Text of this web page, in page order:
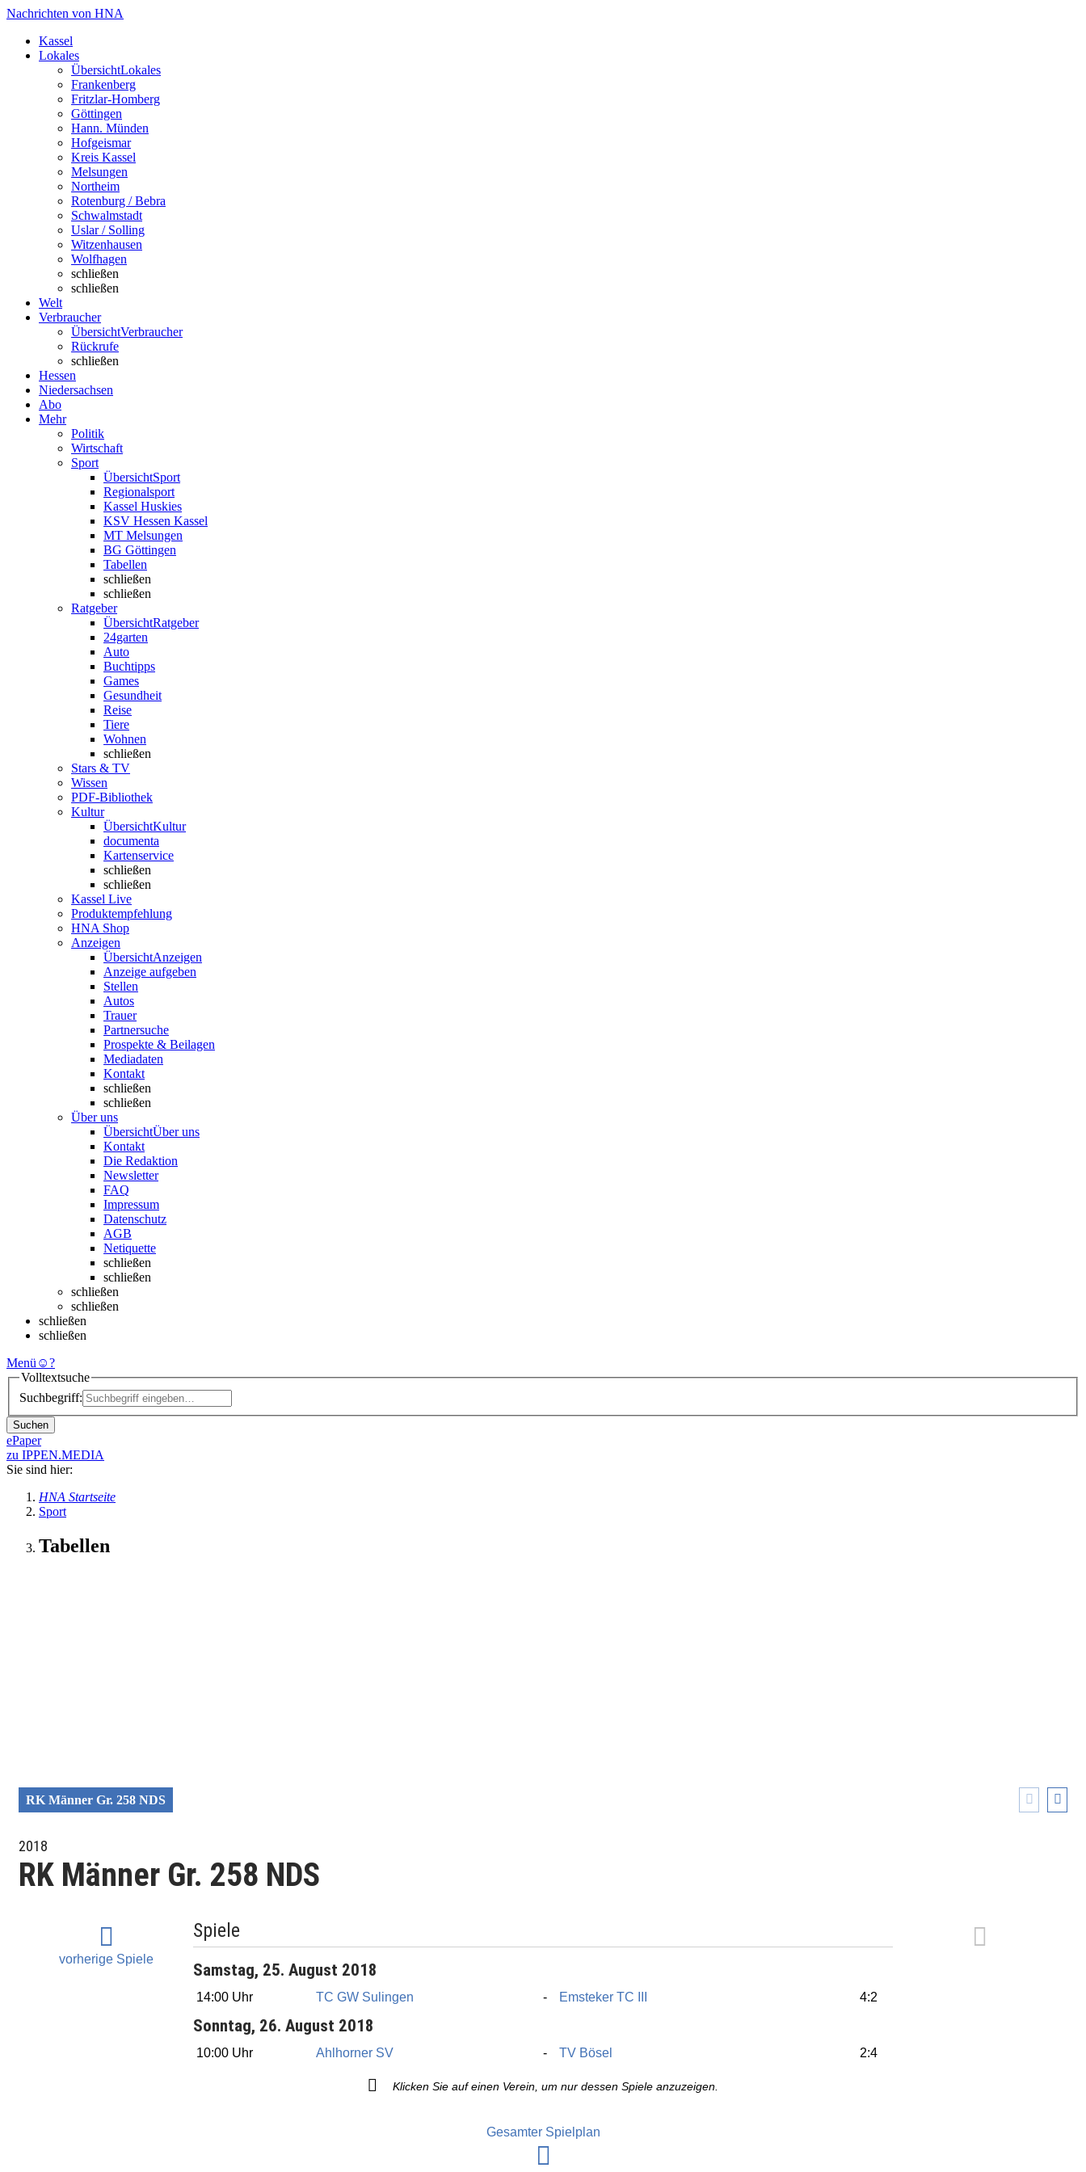
Nachrichten von HNA
Kassel
Lokales
ÜbersichtLokales
Frankenberg
Fritzlar-Homberg
Göttingen
Hann. Münden
Hofgeismar
Kreis Kassel
Melsungen
Northeim
Rotenburg / Bebra
Schwalmstadt
Uslar / Solling
Witzenhausen
Wolfhagen
schließen
schließen
Welt
Verbraucher
ÜbersichtVerbraucher
Rückrufe
schließen
Hessen
Niedersachsen
Abo
Mehr
Politik
Wirtschaft
Sport
ÜbersichtSport
Regionalsport
Kassel Huskies
KSV Hessen Kassel
MT Melsungen
BG Göttingen
Tabellen
schließen
schließen
Ratgeber
ÜbersichtRatgeber
24garten
Auto
Buchtipps
Games
Gesundheit
Reise
Tiere
Wohnen
schließen
Stars & TV
Wissen
PDF-Bibliothek
Kultur
ÜbersichtKultur
documenta
Kartenservice
schließen
schließen
Kassel Live
Produktempfehlung
HNA Shop
Anzeigen
ÜbersichtAnzeigen
Anzeige aufgeben
Stellen
Autos
Trauer
Partnersuche
Prospekte & Beilagen
Mediadaten
Kontakt
schließen
schließen
Über uns
ÜbersichtÜber uns
Kontakt
Die Redaktion
Newsletter
FAQ
Impressum
Datenschutz
AGB
Netiquette
schließen
schließen
schließen
schließen
schließen
schließen
Menü ☺?
Volltextsuche
Suchbegriff:
Suchen
ePaper
zu IPPEN.MEDIA
Sie sind hier:
HNA Startseite
Sport
Tabellen
RK Männer Gr. 258 NDS
2018
RK Männer Gr. 258 NDS
vorherige Spiele
Spiele
Samstag, 25. August 2018
14:00 Uhr TC GW Sulingen Emsteker TC III 4:2
Sonntag, 26. August 2018
10:00 Uhr Ahlhorner SV TV Bösel 2:4
Klicken Sie auf einen Verein, um nur dessen Spiele anzuzeigen.
Gesamter Spielplan